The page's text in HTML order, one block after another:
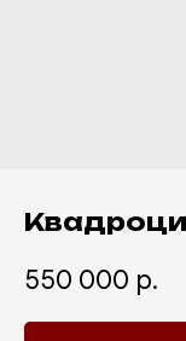
550 000 р.